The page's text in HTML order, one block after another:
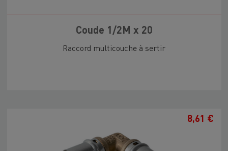
Coude 1/2M x 20
Raccord multicouche à sertir
8,61 €